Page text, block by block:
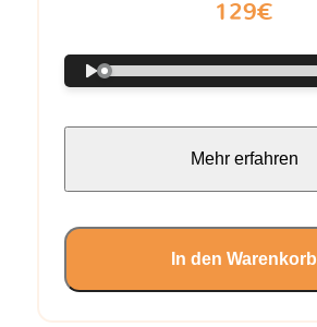
129€
Mehr erfahren
In den Warenkorb